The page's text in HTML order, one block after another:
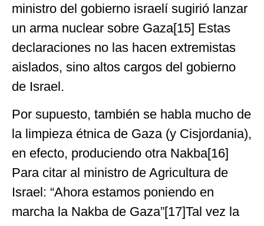
ministro del gobierno israelí sugirió lanzar
un arma nuclear sobre Gaza[15] Estas
declaraciones no las hacen extremistas
aislados, sino altos cargos del gobierno
de Israel.
Por supuesto, también se habla mucho de
la limpieza étnica de Gaza (y Cisjordania),
en efecto, produciendo otra Nakba[16]
Para citar al ministro de Agricultura de
Israel: “Ahora estamos poniendo en
marcha la Nakba de Gaza”[17]Tal vez la